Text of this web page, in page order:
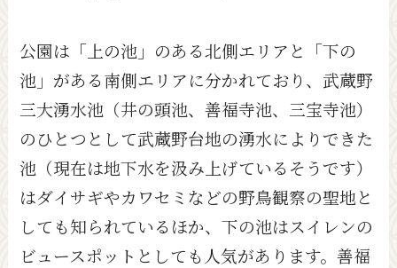
公園は「上の池」のある北側エリアと「下の
池」がある南側エリアに分かれており、武蔵野
三大湧水池（井の頭池、善福寺池、三宝寺池）
のひとつとして武蔵野台地の湧水によりできた
池（現在は地下水を汲み上げているそうです）
はダイサギやカワセミなどの野鳥観察の聖地と
しても知られているほか、下の池はスイレンの
ビュースポットとしても人気があります。善福